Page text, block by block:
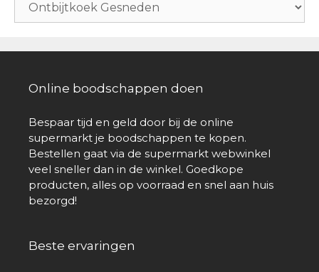
Online boodschappen doen
Bespaar tijd en geld door bij de online
supermarkt je boodschappen te kopen.
Bestellen gaat via de supermarkt webwinkel
veel sneller dan in de winkel. Goedkope
producten, alles op voorraad en snel aan huis
bezorgd!
Beste ervaringen